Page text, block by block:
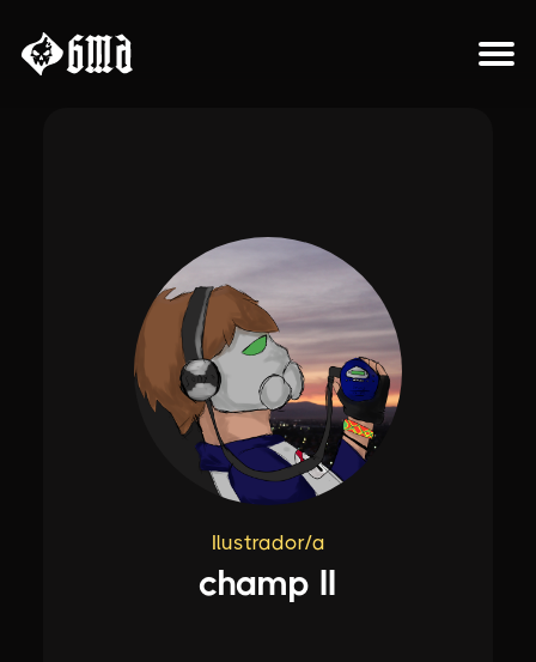
Ilustrador/a
champ II